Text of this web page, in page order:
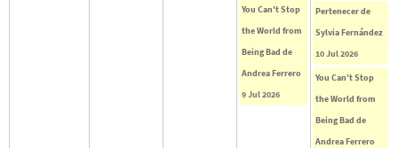
You Can't Stop
the World from
Being Bad de
Andrea Ferrero
9 Jul 2026
Pertenecer de
Sylvia Fernández
10 Jul 2026
You Can't Stop
the World from
Being Bad de
Andrea Ferrero